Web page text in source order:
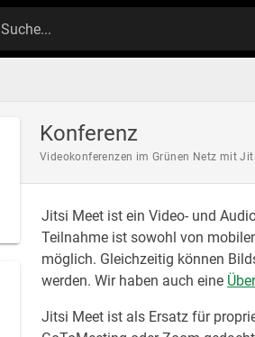
Suche...
Konferenz
Videokonferenzen im Grünen Netz mit
Jitsi Meet ist ein Video- und
Teilnahme ist sowohl von
möglich. Gleichzeitig können
werden. Wir haben auch eine
Jitsi Meet ist als Ersatz für